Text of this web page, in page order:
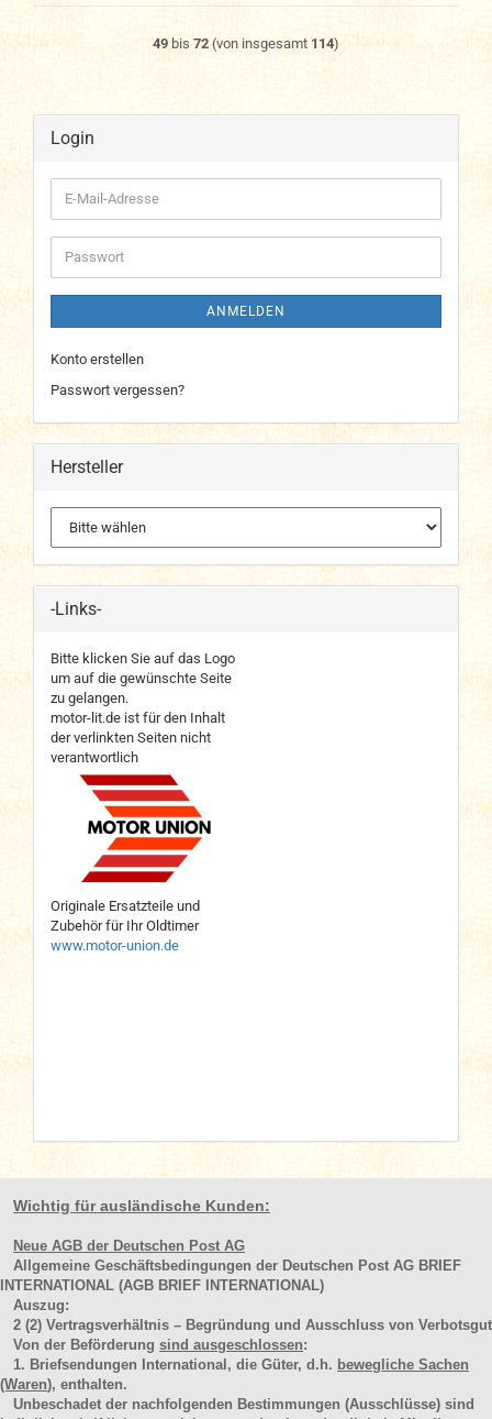
49bis72(von insgesamt 114)
Login
E-
Mail-
Adresse
Passwort
ANMELDEN
Konto erstellen
Passwort vergessen?
Hersteller
-Links-
Bitte klicken Sie auf das Logo
um auf die gewünschte Seite
zu gelangen.
motor-lit.de ist für den Inhalt
der verlinkten Seiten nicht
verantwortlich
Originale Ersatzteile und
Zubehör für Ihr Oldtimer
www.motor-union.de
Wichtig für ausländische Kunden:
Neue AGB der Deutschen Post AG
Allgemeine Geschäftsbedingungen der Deutschen Post AG BRIEF
INTERNATIONAL (AGB BRIEF INTERNATIONAL)
Auszug:
2 (2) Vertragsverhältnis – Begründung und Ausschluss von Verbotsgut
Von der Beförderung sind ausgeschlossen:
1. Briefsendungen International, die Güter, d.h. bewegliche Sachen
(Waren), enthalten.
Unbeschadet der nachfolgenden Bestimmungen (Ausschlüsse) sind